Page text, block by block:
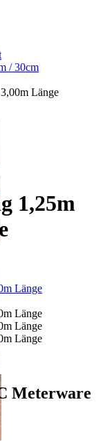
/ 30cm
Länge
1,25m
Meterware